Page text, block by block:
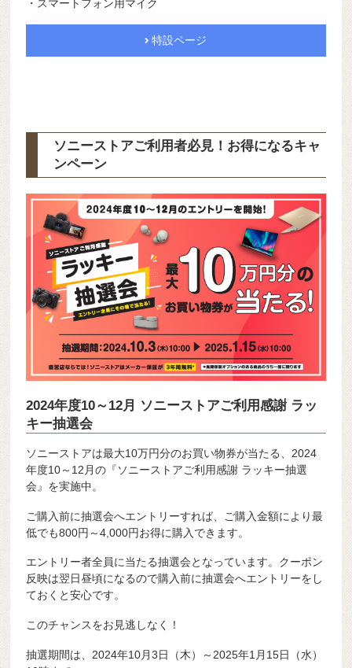
・スマートフォン用マイク
特設ページ
ソニーストアご利用者必見！お得になるキャ
ンペーン
2024年度10～12月 ソニーストアご利用感謝 ラッ
キー抽選会
ソニーストアは最大10万円分のお買い物券が当たる、2024
年度10～12月の『ソニーストアご利用感謝 ラッキー抽選
会』を実施中。
ご購入前に抽選会へエントリーすれば、ご購入金額により最
低でも800円～4,000円お得に購入できます。
エントリー者全員に当たる抽選会となっています。クーポン
反映は翌日昼頃になるので購入前に抽選会へエントリーをし
ておくと安心です。
このチャンスをお見逃しなく！
抽選期間は、2024年10月3日（木）～2025年1月15日（水）